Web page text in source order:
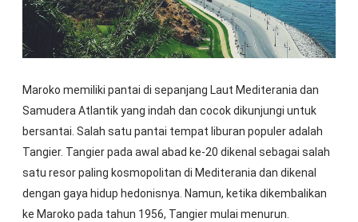
Maroko memiliki pantai di sepanjang Laut Mediterania dan
Samudera Atlantik yang indah dan cocok dikunjungi untuk
bersantai. Salah satu pantai tempat liburan populer adalah
Tangier. Tangier pada awal abad ke-20 dikenal sebagai salah
satu resor paling kosmopolitan di Mediterania dan dikenal
dengan gaya hidup hedonisnya. Namun, ketika dikembalikan
ke Maroko pada tahun 1956, Tangier mulai menurun.